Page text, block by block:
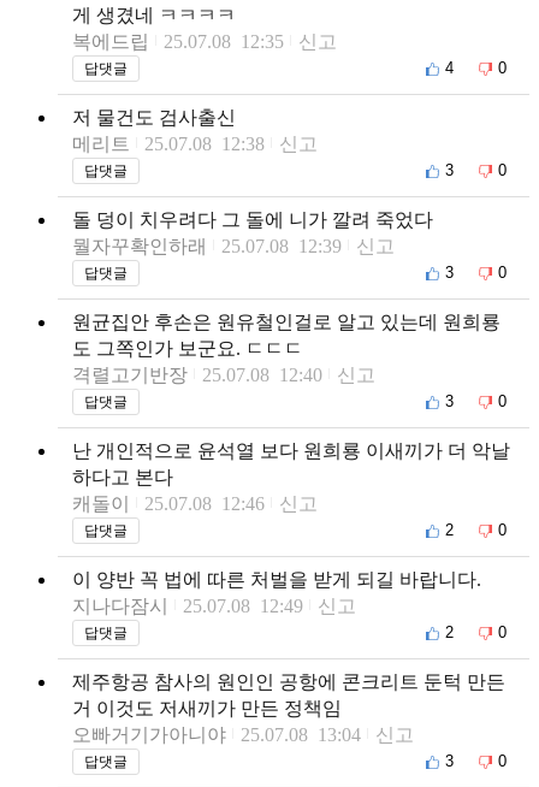
게 생겼네 ㅋㅋㅋㅋ
복에드립
25.07.08 12:35 신고
답댓글 4 0
저 물건도 검사출신
메리트
25.07.08 12:38 신고
답댓글 3 0
돌 덩이 치우려다 그 돌에 니가 깔려 죽었다
뭘자꾸확인하래
25.07.08 12:39 신고
답댓글 3 0
원균집안 후손은 원유철인걸로 알고 있는데 원희룡
도 그쪽인가 보군요. ㄷㄷㄷ
격렬고기반장
25.07.08 12:40 신고
답댓글 3 0
난 개인적으로 윤석열 보다 원희룡 이새끼가 더 악날
하다고 본다
캐돌이
25.07.08 12:46 신고
답댓글 2 0
이 양반 꼭 법에 따른 처벌을 받게 되길 바랍니다.
지나다잠시
25.07.08 12:49 신고
답댓글 2 0
제주항공 참사의 원인인 공항에 콘크리트 둔턱 만든
거 이것도 저새끼가 만든 정책임
오빠거기가아니야
25.07.08 13:04 신고
답댓글 3 0